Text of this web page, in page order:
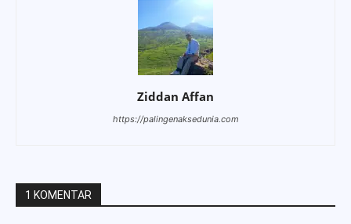
Ziddan Affan
https://palingenaksedunia.com
1 KOMENTAR